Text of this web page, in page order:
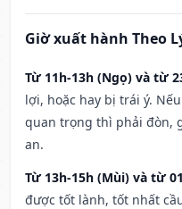
Giờ xuất hành Theo
Từ 11h-13h (Ngọ) và từ
lợi, hoặc hay bị trái ý.
quan trọng thì phải đòn,
an.
Từ 13h-15h (Mùi) và từ
được tốt lành, tốt nhất